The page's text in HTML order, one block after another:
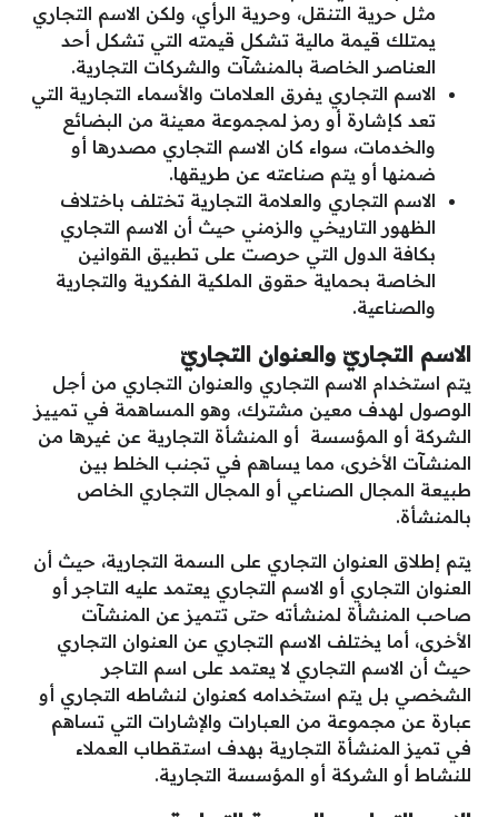
مثل حرية التنقل، وحرية الرأي، ولكن الاسم التجاري
يمتلك قيمة مالية تشكل قيمته التي تشكل أحد
العناصر الخاصة بالمنشآت والشركات التجارية.
الاسم التجاري يفرق العلامات والأسماء التجارية التي
تعد كإشارة أو رمز لمجموعة معينة من البضائع
والخدمات، سواء كان الاسم التجاري مصدرها أو
ضمنها أو يتم صناعته عن طريقها.
الاسم التجاري والعلامة التجارية تختلف باختلاف
الظهور التاريخي والزمني حيث أن الاسم التجاري
بكافة الدول التي حرصت على تطبيق القوانين
الخاصة بحماية حقوق الملكية الفكرية والتجارية
والصناعية.
الاسم التجاريّ والعنوان التجاريّ
يتم استخدام الاسم التجاري والعنوان التجاري من أجل
الوصول لهدف معين مشترك، وهو المساهمة في تمييز
الشركة أو المؤسسة أو المنشأة التجارية عن غيرها من
المنشآت الأخرى، مما يساهم في تجنب الخلط بين
طبيعة المجال الصناعي أو المجال التجاري الخاص
بالمنشأة.
يتم إطلاق العنوان التجاري على السمة التجارية، حيث أن
العنوان التجاري أو الاسم التجاري يعتمد عليه التاجر أو
صاحب المنشأة لمنشأته حتى تتميز عن المنشآت
الأخرى، أما يختلف الاسم التجاري عن العنوان التجاري
حيث أن الاسم التجاري لا يعتمد على اسم التاجر
الشخصي بل يتم استخدامه كعنوان لنشاطه التجاري أو
عبارة عن مجموعة من العبارات والإشارات التي تساهم
في تميز المنشأة التجارية بهدف استقطاب العملاء
للنشاط أو الشركة أو المؤسسة التجارية.